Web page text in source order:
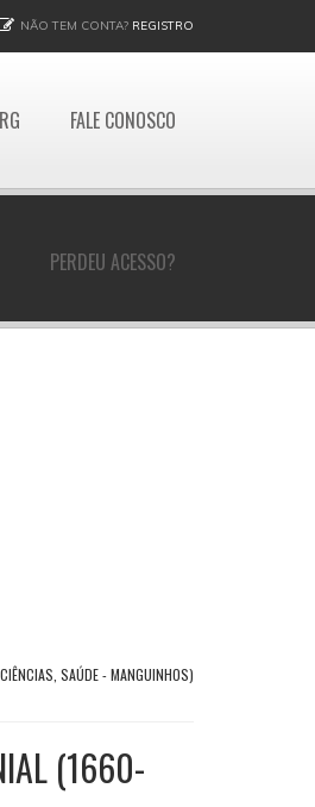
NÃO TEM CONTA? REGISTRO
FALE CONOSCO
PERDEU ACESSO?
SAÚDE - MANGUINHOS)
(1660-